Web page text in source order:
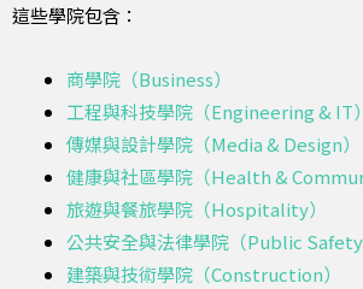
這些學院包含：
商學院（Business）
工程與科技學院（Engineering & IT）
傳媒與設計學院（Media & Design）
健康與社區學院（Health &
旅遊與餐旅學院（Hospitality）
公共安全與法律學院（Public Safety
建築與技術學院（Construction）